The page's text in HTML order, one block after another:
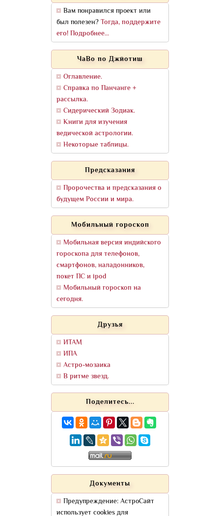
Вам понравился проект или
был полезен?Тогда, поддержите
его! Подробнее...
ЧаВо по Джйотиш
Оглавление.
Справка по Панчанге +
рассылка.
Сидерический Зодиак.
Книги для изучения
ведической астрологии.
Некоторые таблицы.
Предсказания
Пророчества и предсказания о
будущем России и мира.
Мобильный гороскоп
Мобильная версия индийского
гороскопа для телефонов,
смартфонов, наладонников,
покет ПС и ipod
Мобильный гороскоп на
сегодня.
Друзья
ИТАМ
ИПА
Астро-мозаика
В ритме звезд.
Поделитесь...
Документы
Предупреждение: АстроСайт
использует cookies для